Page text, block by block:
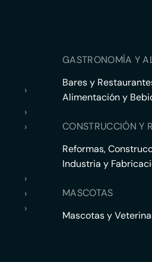
›
›
›
›
›
›
GASTRONOMÍA Y
Bares y
Alimentación y
CONSTRUCCIÓN Y
Reformas,
Industria y
MASCOTAS
Mascotas y